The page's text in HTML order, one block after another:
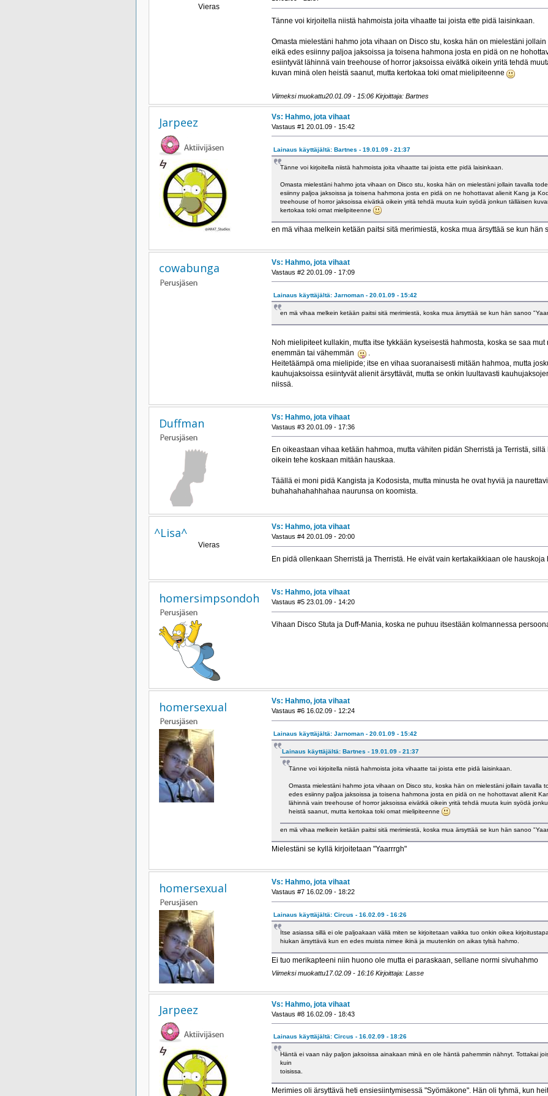
Vieras
Tänne voi kirjoitella niistä hahmoista joita vihaatte tai joista ette pidä laisinkaan.
Omasta mielestäni hahmo jota vihaan on Disco stu, koska hän on mielestäni
eikä edes esiinny paljoa jaksoissa ja toisena hahmona josta en pidä on ne
esiintyvät lähinnä vain treehouse of horror jaksoissa eivätkä oikein yritä tehdä
kuvan minä olen heistä saanut, mutta kertokaa toki omat mielipiteenne
Viimeksi muokattu20.01.09 - 15:06 Kirjoittaja: Bartnes
Jarpeez Vs: Hahmo, jota vihaat
Vastaus #1 20.01.09 - 15:42
Lainaus käyttäjältä: Bartnes - 19.01.09 - 21:37
Tänne voi kirjoitella niistä hahmoista joita vihaatte tai joista ette pidä laisinkaan.
Omasta mielestäni hahmo jota vihaan on Disco stu, koska hän on mielestäni jollain tavalla
esiinny paljoa jaksoissa ja toisena hahmona josta en pidä on ne hohottavat alienit Kang ja
treehouse of horror jaksoissa eivätkä oikein yritä tehdä muuta kuin syödä jonkun tälläisen
kertokaa toki omat mielipiteenne
en mä vihaa melkein ketään paitsi sitä merimiestä, koska mua ärsyttää se kun hän
cowabunga Vs: Hahmo, jota vihaat
Vastaus #2 20.01.09 - 17:09
Lainaus käyttäjältä: Jarnoman - 20.01.09 - 15:42
en mä vihaa melkein ketään paitsi sitä merimiestä, koska mua ärsyttää se kun hän sanoo
Noh mielipiteet kullakin, mutta itse tykkään kyseisestä hahmosta, koska se saa
enemmän tai vähemmän
.
Heitetäämpä oma mielipide; itse en vihaa suoranaisesti mitään hahmoa, mutta
kauhujaksoissa esiintyvät alienit ärsyttävät, mutta se onkin luultavasti
niissä.
Duffman Vs: Hahmo, jota vihaat
Vastaus #3 20.01.09 - 17:36
En oikeastaan vihaa ketään hahmoa, mutta vähiten pidän Sherristä ja Terristä,
oikein tehe koskaan mitään hauskaa.
Täällä ei moni pidä Kangista ja Kodosista, mutta minusta he ovat hyviä ja
buhahahahahhahaa naurunsa on koomista.
^Lisa^
Vieras
Vs: Hahmo, jota vihaat
Vastaus #4 20.01.09 - 20:00
En pidä ollenkaan Sherristä ja Therristä. He eivät vain kertakaikkiaan ole
homersimpsondoh Vs: Hahmo, jota vihaat
Vastaus #5 23.01.09 - 14:20
Vihaan Disco Stuta ja Duff-Mania, koska ne puhuu itsestään kolmannessa
homersexual Vs: Hahmo, jota vihaat
Vastaus #6 16.02.09 - 12:24
Lainaus käyttäjältä: Jarnoman - 20.01.09 - 15:42
Lainaus käyttäjältä: Bartnes - 19.01.09 - 21:37
Tänne voi kirjoitella niistä hahmoista joita vihaatte tai joista ette pidä laisinkaan.
Omasta mielestäni hahmo jota vihaan on Disco stu, koska hän on mielestäni jollain tavalla
edes esiinny paljoa jaksoissa ja toisena hahmona josta en pidä on ne hohottavat alienit
lähinnä vain treehouse of horror jaksoissa eivätkä oikein yritä tehdä muuta kuin syödä
heistä saanut, mutta kertokaa toki omat mielipiteenne
en mä vihaa melkein ketään paitsi sitä merimiestä, koska mua ärsyttää se kun hän sanoo
Mielestäni se kyllä kirjoitetaan "Yaarrrgh"
homersexual Vs: Hahmo, jota vihaat
Vastaus #7 16.02.09 - 18:22
Lainaus käyttäjältä: Circus - 16.02.09 - 16:26
Itse asiassa sillä ei ole paljoakaan väliä miten se kirjoitetaan vaikka tuo onkin oikea
hiukan ärsyttävä kun en edes muista nimee ikinä ja muutenkin on aikas tylsä hahmo.
Ei tuo merikapteeni niin huono ole mutta ei paraskaan, sellane normi sivuhahmo
Viimeksi muokattu17.02.09 - 16:16 Kirjoittaja: Lasse
Jarpeez Vs: Hahmo, jota vihaat
Vastaus #8 16.02.09 - 18:43
Lainaus käyttäjältä: Circus - 16.02.09 - 18:26
Häntä ei vaan näy paljon jaksoissa ainakaan minä en ole häntä pahemmin nähnyt. Tottakai
kuin
toisissa.
Merimies oli ärsyttävä heti ensiesiintymisessä "Syömäkone". Hän oli tyhmä, kun